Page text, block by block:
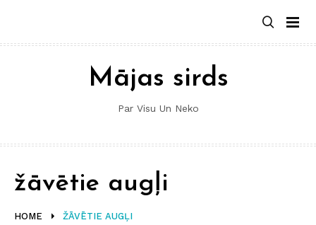
content
Mājas sirds
Par Visu Un Neko
HOME ŽĀVĒTIE AUGĻI
žāvētie augļi